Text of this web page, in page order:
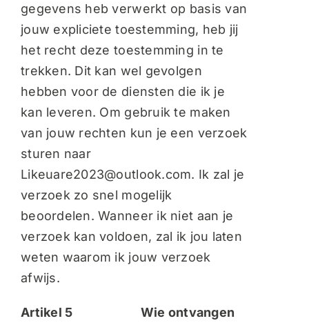
gegevens heb verwerkt op basis van
jouw expliciete toestemming, heb jij
het recht deze toestemming in te
trekken. Dit kan wel gevolgen
hebben voor de diensten die ik je
kan leveren. Om gebruik te maken
van jouw rechten kun je een verzoek
sturen naar
Likeuare2023@outlook.com. Ik zal je
verzoek zo snel mogelijk
beoordelen. Wanneer ik niet aan je
verzoek kan voldoen, zal ik jou laten
weten waarom ik jouw verzoek
afwijs.
Artikel 5 Wie ontvangen